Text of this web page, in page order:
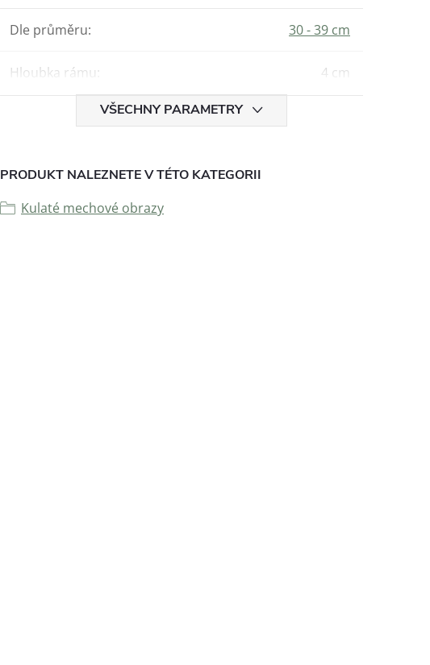
Dle průměru: 30 - 39 cm
Hloubka rámu: 4 cm
VŠECHNY PARAMETRY
PRODUKT NALEZNETE V TÉTO KATEGORII
Kulaté mechové obrazy